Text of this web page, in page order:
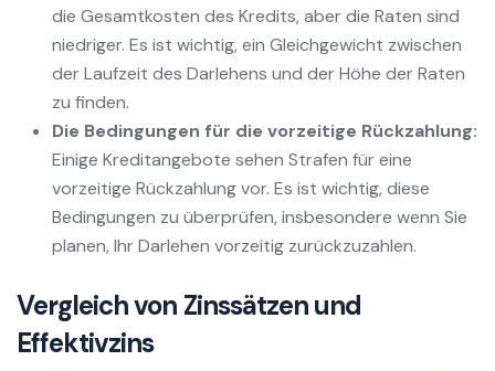
die Gesamtkosten des Kredits, aber die Raten sind
niedriger. Es ist wichtig, ein Gleichgewicht zwischen
der Laufzeit des Darlehens und der Höhe der Raten
zu finden.
Die Bedingungen für die vorzeitige Rückzahlung:
Einige Kreditangebote sehen Strafen für eine
vorzeitige Rückzahlung vor. Es ist wichtig, diese
Bedingungen zu überprüfen, insbesondere wenn Sie
planen, Ihr Darlehen vorzeitig zurückzuzahlen.
Vergleich von Zinssätzen und
Effektivzins